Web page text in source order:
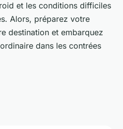
et les conditions difficiles
Alors, préparez votre
destination et embarquez
dans les contrées